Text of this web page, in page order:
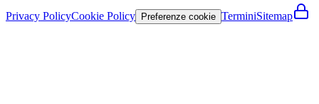
Privacy PolicyCookie Policy Preferenze cookie TerminiSitemap